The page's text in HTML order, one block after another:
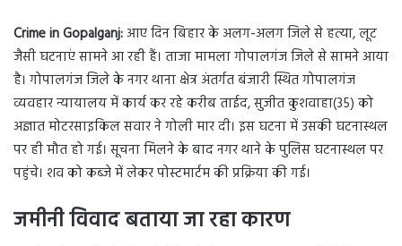
Crime in Gopalganj:आए दिन बिहार के अलग-अलग जिले से हत्या, लूट
जैसी घटनाएं सामने आ रही हैं। ताजा मामला गोपालगंज जिले से सामने आया
है। गोपालगंज जिले के नगर थाना क्षेत्र अंतर्गत बंजारी स्थित गोपालगंज
व्यवहार न्यायालय में कार्य कर रहे करीब ताईद, सुजीत कुशवाहा(35) को
अज्ञात मोटरसाइकिल सवार ने गोली मार दी। इस घटना में उसकी घटनास्थल
पर ही मौत हो गई। सूचना मिलने के बाद नगर थाने के पुलिस घटनास्थल पर
पहुंचे। शव को कब्जे में लेकर पोस्टमार्टम की प्रक्रिया की गई।
जमीनी विवाद बताया जा रहा कारण